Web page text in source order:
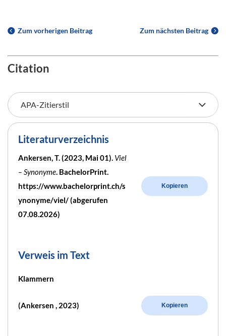
Zum vorherigen Beitrag Zum nächsten Beitrag
Citation
Literaturverzeichnis
Ankersen, T. (2023, Mai 01). Viel
– Synonyme. BachelorPrint.
https://www.bachelorprint.ch/s
ynonyme/viel/ (abgerufen
07.08.2026)
Kopieren
Verweis im Text
Klammern
(Ankersen , 2023) Kopieren